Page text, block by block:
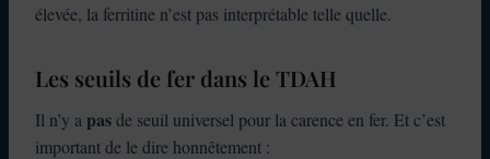
élevée, la ferritine n’est pas interprétable telle quelle.
Les seuils de fer dans le TDAH
Il n’y a pasde seuil universel pour la carence en fer. Et c’est
important de le dire honnêtement :